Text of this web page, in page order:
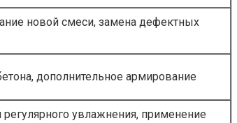
новой смеси, замена дефектных
дополнительное армирование
регулярного увлажнения, применение